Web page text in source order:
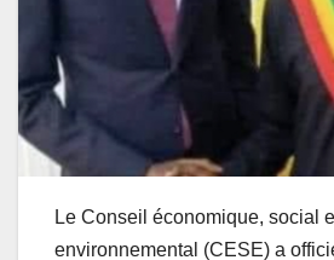
Le Conseil économique, social
environnemental (CESE) a